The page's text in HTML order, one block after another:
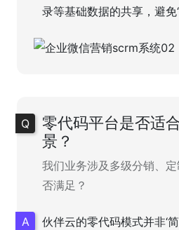
录等基础数据的共享，避免‘
零代码平台是否适
景？
我们业务涉及多级分销、
否满足？
伙伴云的零代码模式并非‘